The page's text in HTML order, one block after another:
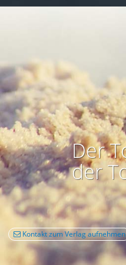
Der
der
Kontakt zum Verlag aufnehmen